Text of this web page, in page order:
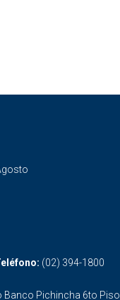
(02) 394-1800
Banco Pichincha 6to Piso